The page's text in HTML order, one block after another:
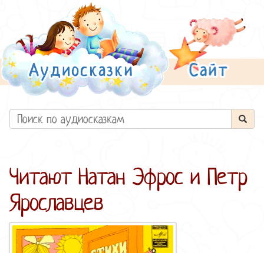
Читают Натан Эфрос и Петр
Ярославцев